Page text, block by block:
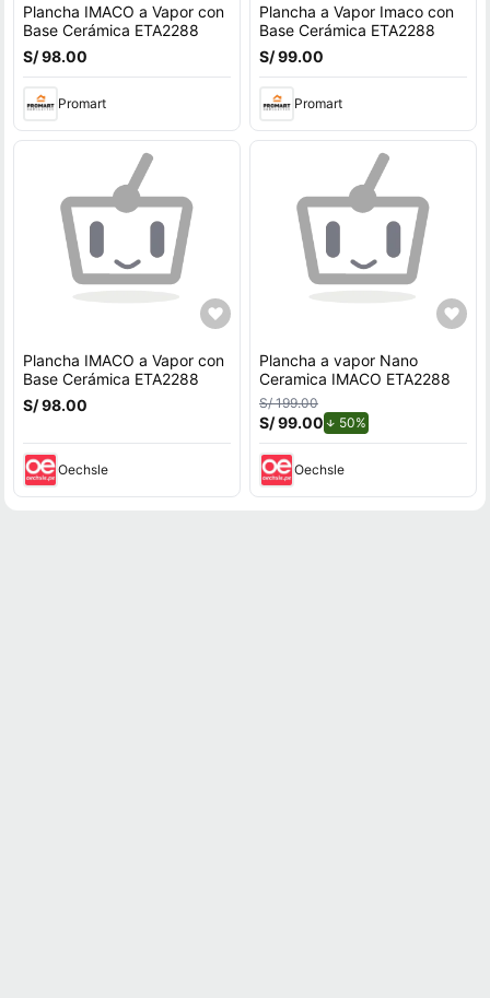
Plancha IMACO a Vapor con
Base Cerámica ETA2288
S/ 98.00
Promart
Plancha a Vapor Imaco con
Base Cerámica ETA2288
S/ 99.00
Promart
Plancha IMACO a Vapor con
Base Cerámica ETA2288
S/ 98.00
Oechsle
Plancha a vapor Nano
Ceramica IMACO ETA2288
S/ 199.00
S/ 99.00 50%de descuento.
Oechsle